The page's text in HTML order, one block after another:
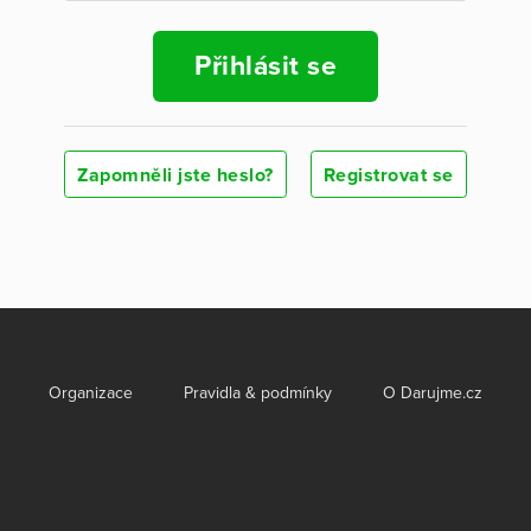
Přihlásit se
Zapomněli jste heslo? Registrovat se
Organizace Pravidla & podmínky O Darujme.cz